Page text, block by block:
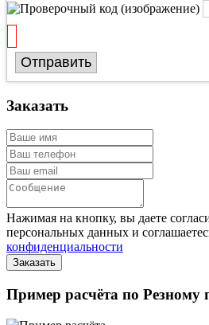
Отправить
Заказать
Нажимая на кнопку, вы даете
персональных данных и
конфиденциальности
Пример расчёта по Резному